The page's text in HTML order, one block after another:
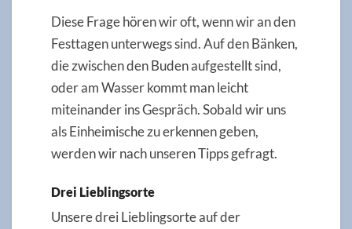
Diese Frage hören wir oft, wenn wir an den
Festtagen unterwegs sind. Auf den Bänken,
die zwischen den Buden aufgestellt sind,
oder am Wasser kommt man leicht
miteinander ins Gespräch. Sobald wir uns
als Einheimische zu erkennen geben,
werden wir nach unseren Tipps gefragt.
Drei Lieblingsorte
Unsere drei Lieblingsorte auf der